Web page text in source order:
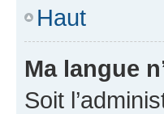
Haut
Ma langue
Soit